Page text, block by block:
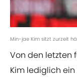
Min-jae Kim sitzt zurzeit
Von den letzten
Kim lediglich